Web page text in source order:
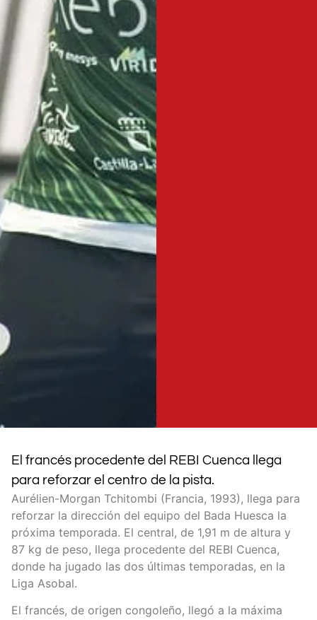
El francés procedente del REBI Cuenca llega
para reforzar el centro de la pista.
Aurélien-Morgan Tchitombi (Francia, 1993), llega para
reforzar la dirección del equipo del Bada Huesca la
próxima temporada. El central, de 1,91 m de altura y
87 kg de peso, llega procedente del REBI Cuenca,
donde ha jugado las dos últimas temporadas, en la
Liga Asobal.
El francés, de origen congoleño, llegó a la máxima